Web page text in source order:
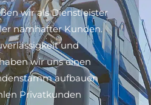
wir als Dienstleister
namhafter Kunden.
und
wir uns einen
aufbauen
Privatkunden